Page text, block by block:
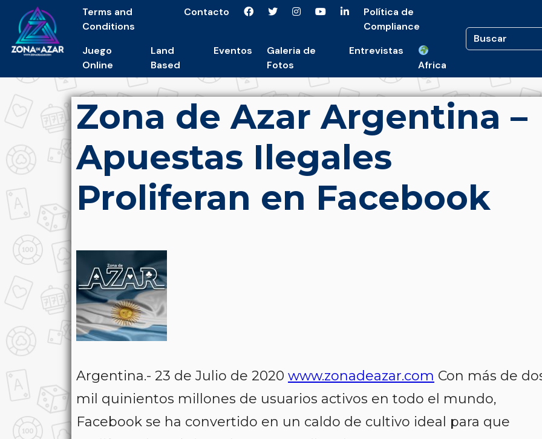
Terms and
Conditions
Contacto
Política de
Compliance
Juego
Online
Land
Based
Eventos
Galeria de
Fotos
Entrevistas
Africa
Zona de Azar Argentina –
Apuestas Ilegales
Proliferan en Facebook
Argentina.- 23 de Julio de 2020 www.zonadeazar.com Con más de
mil quinientos millones de usuarios activos en todo el mundo,
Facebook se ha convertido en un caldo de cultivo ideal para que